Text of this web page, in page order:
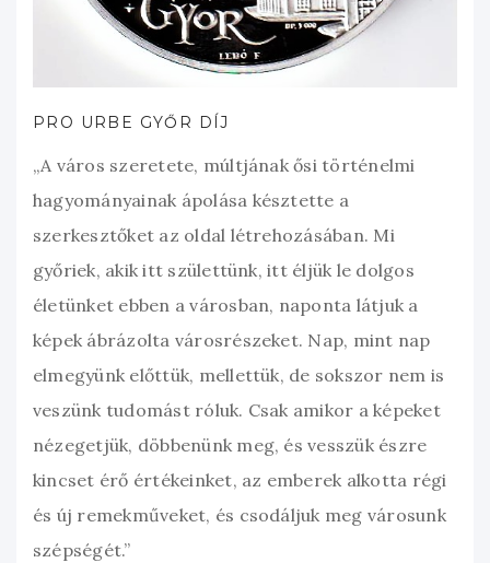
PRO URBE GYŐR DÍJ
„A város szeretete, múltjának ősi történelmi
hagyományainak ápolása késztette a
szerkesztőket az oldal létrehozásában. Mi
győriek, akik itt születtünk, itt éljük le dolgos
életünket ebben a városban, naponta látjuk a
képek ábrázolta városrészeket. Nap, mint nap
elmegyünk előttük, mellettük, de sokszor nem is
veszünk tudomást róluk. Csak amikor a képeket
nézegetjük, döbbenünk meg, és vesszük észre
kincset érő értékeinket, az emberek alkotta régi
és új remekműveket, és csodáljuk meg városunk
szépségét.”